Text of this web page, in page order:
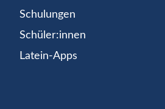
Schulungen
Schüler:innen
Latein-Apps